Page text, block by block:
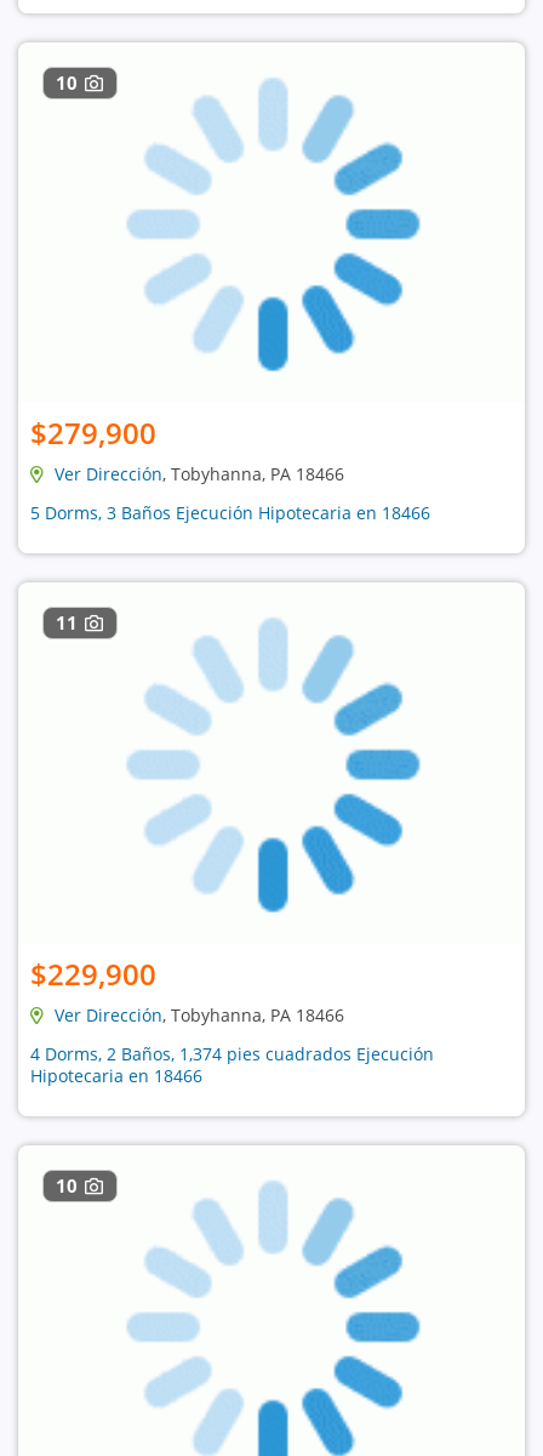
10
$279,900
Ver Dirección, Tobyhanna, PA 18466
5 Dorms, 3 Baños Ejecución Hipotecaria en 18466
11
$229,900
Ver Dirección, Tobyhanna, PA 18466
4 Dorms, 2 Baños, 1,374 pies cuadrados Ejecución
Hipotecaria en 18466
10